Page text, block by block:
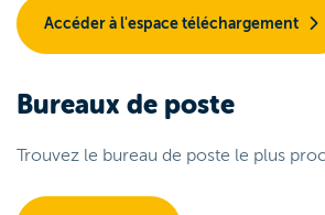
Accéder à l'espace téléchargement
Bureaux de poste
Trouvez le bureau de poste le plus